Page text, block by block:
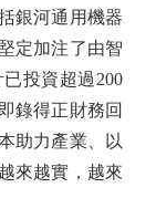
銀河通用機器
定加注了由智
投資超過200
錄得正財務回
助力產業、以
來越實，越來